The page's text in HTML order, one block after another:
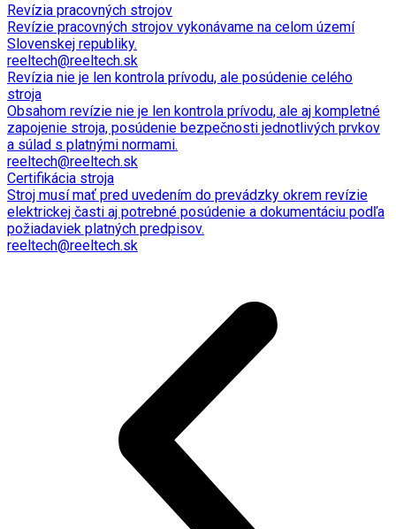
Revízia pracovných strojov
Revízie pracovných strojov vykonávame na celom území
Slovenskej republiky.
reeltech@reeltech.sk
Revízia nie je len kontrola prívodu, ale posúdenie celého
stroja
Obsahom revízie nie je len kontrola prívodu, ale aj kompletné
zapojenie stroja, posúdenie bezpečnosti jednotlivých prvkov
a súlad s platnými normami.
reeltech@reeltech.sk
Certifikácia stroja
Stroj musí mať pred uvedením do prevádzky okrem revízie
elektrickej časti aj potrebné posúdenie a dokumentáciu podľa
požiadaviek platných predpisov.
reeltech@reeltech.sk